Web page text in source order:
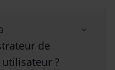
de
?